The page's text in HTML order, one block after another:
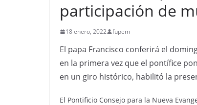
participación de
18 enero, 2022 fupem
El papa Francisco conferirá el
en la primera vez que el pontífice
en un giro histórico, habilitó la
El Pontificio Consejo para la Nueva